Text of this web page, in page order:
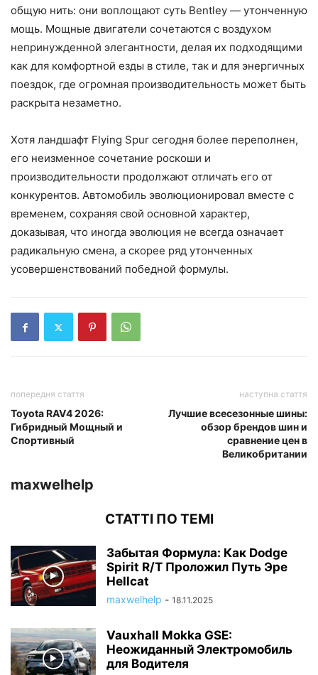
общую нить: они воплощают суть Bentley — утонченную
мощь. Мощные двигатели сочетаются с воздухом
непринужденной элегантности, делая их подходящими
как для комфортной езды в стиле, так и для энергичных
поездок, где огромная производительность может быть
раскрыта незаметно.
Хотя ландшафт Flying Spur сегодня более переполнен,
его неизменное сочетание роскоши и
производительности продолжают отличать его от
конкурентов. Автомобиль эволюционировал вместе с
временем, сохраняя свой основной характер,
доказывая, что иногда эволюция не всегда означает
радикальную смена, а скорее ряд утонченных
усовершенствований победной формулы.
попередня стаття
Toyota RAV4 2026:
Гибридный Мощный и
Спортивный
наступна стаття
Лучшие всесезонные шины:
обзор брендов шин и
сравнение цен в
Великобритании
maxwelhelp
СТАТТІ ПО ТЕМІ
Забытая Формула: Как Dodge
Spirit R/T Проложил Путь Эре
Hellcat
maxwelhelp - 18.11.2025
Vauxhall Mokka GSE:
Неожиданный Электромобиль
для Водителя